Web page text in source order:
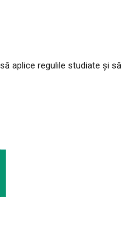
aplice regulile studiate și să